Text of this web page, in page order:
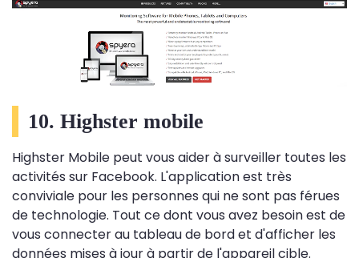
10. Highster mobile
Highster Mobile peut vous aider à surveiller toutes les
activités sur Facebook. L'application est très
conviviale pour les personnes qui ne sont pas férues
de technologie. Tout ce dont vous avez besoin est de
vous connecter au tableau de bord et d'afficher les
données mises à jour à partir de l'appareil cible.